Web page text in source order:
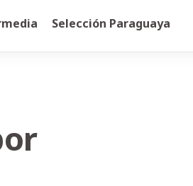
Selección Paraguaya